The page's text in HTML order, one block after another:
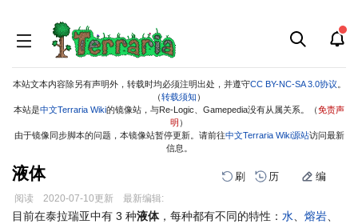
本站文本内容除另有声明外，转载时均必须注明出处，并遵守CC BY-NC-SA 3.0协议
（转载须知 ）
本站是中文Terraria Wiki的镜像站，与Re-Logic、Gamepedia没有从属关系。（免责声
明 ）
由于镜像同步脚本的问题，本镜像站暂停更新。请前往中文Terraria Wiki源站访问最新
信息。
液体 刷 历 编
阅读 2020-07-10更新 最新编辑:
跳
跳
目前在泰拉瑞亚中有 3 种液体，每种都有不同的特性： 水、 熔岩、